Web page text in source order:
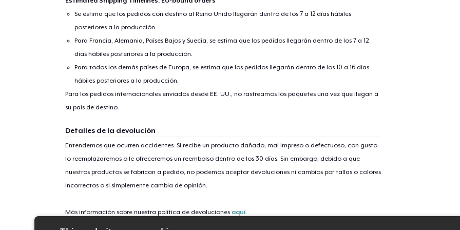
Se estima que los pedidos con destino al Reino Unido llegarán dentro de los 7 a 12 días hábiles
posteriores a la producción.
Para Francia, Alemania, Países Bajos y Suecia, se estima que los pedidos llegarán dentro de los 7 a 12
días hábiles posteriores a la producción.
Para todos los demás países de Europa, se estima que los pedidos llegarán dentro de los 10 a 16 días
hábiles posteriores a la producción.
Para los pedidos internacionales enviados desde EE. UU., no rastreamos los paquetes una vez que llegan a
su país de destino.
Detalles de la devolución
Entendemos que ocurren accidentes. Si recibe un producto dañado, mal impreso o defectuoso, con gusto
lo reemplazaremos o le ofreceremos un reembolso dentro de los 30 días. Sin embargo, debido a que
nuestros productos se fabrican a pedido, no podemos aceptar devoluciones ni cambios por tallas o colores
incorrectos o si simplemente cambia de opinión.
Más información sobre nuestra política de devoluciones aquí.